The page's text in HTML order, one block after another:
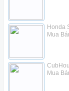
Honda
Mua
Mua